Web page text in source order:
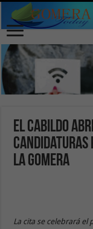
El Cabildo
candidaturas
La Gomera
La cita se celebrará